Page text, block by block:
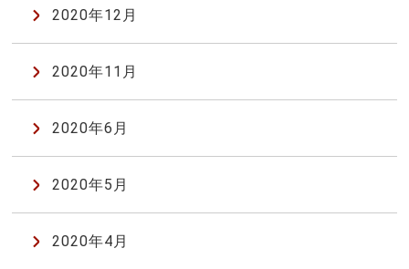
2020年12月
2020年11月
2020年6月
2020年5月
2020年4月